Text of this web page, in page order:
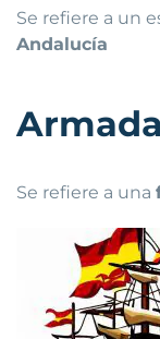
Se refiere a un
Andalucía
Armada
Se refiere a una